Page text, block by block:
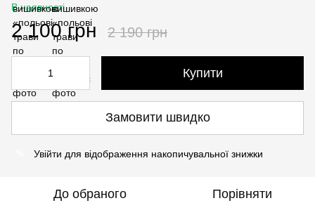
В наявності
2 100 грн 2 190 грн
Купити
Замовити швидко
Увійти для відображення накопичувальної знижки
До обраного Порівняти